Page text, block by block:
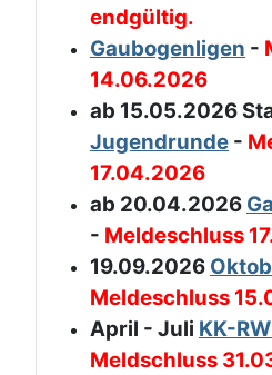
endgültig.
Gaubogenligen -
14.06.2026
ab 15.05.2026
Jugendrunde -
17.04.2026
ab 20.04.2026
- Meldeschluss
19.09.2026
Meldeschluss
April - Juli KK-
Meldschluss